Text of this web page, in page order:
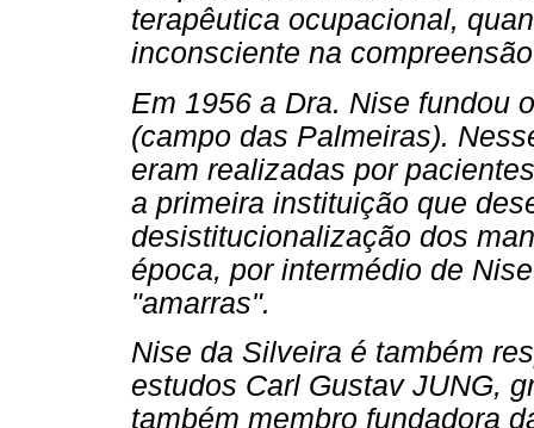
terapêutica ocupacional,
inconsciente na
Em 1956 a Dra. Nise fundou
(campo das Palmeiras).
eram realizadas por
a primeira instituição que
desistitucionalização dos
época, por intermédio de
"amarras".
Nise da Silveira é também
estudos Carl Gustav JUNG,
também membro fundadora